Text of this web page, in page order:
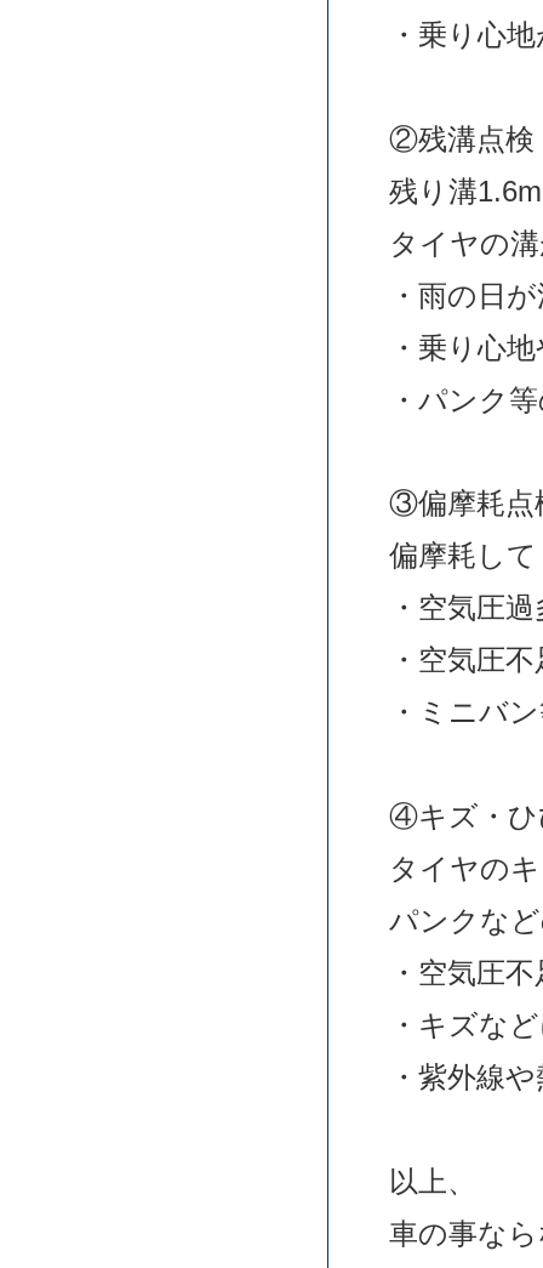
・乗り心
②残溝点検
残り溝
タイヤの
・雨の日
・乗り心
・パンク
③偏摩耗点
偏摩耗し
・空気圧過
・空気圧不
・ミニバ
④キズ・ひ
タイヤの
パンクな
・空気圧
・キズな
・紫外線
以上、
車の事な